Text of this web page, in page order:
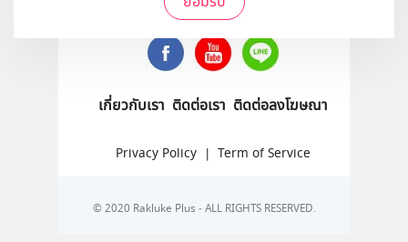
เกี่ยวกับเรา ติดต่อเรา ติดต่อลงโฆษณา
Privacy Policy | Term of Service
© 2020 Rakluke Plus - ALL RIGHTS RESERVED.